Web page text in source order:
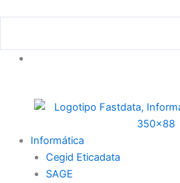
Informática
Cegid Eticadata
SAGE
Menu